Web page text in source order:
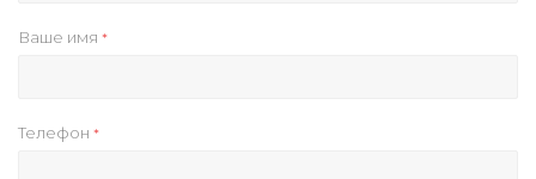
Ваше имя *
Телефон *